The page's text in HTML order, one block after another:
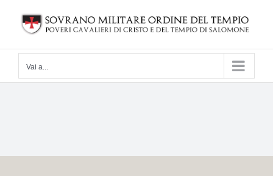
contenuto
Vai a...